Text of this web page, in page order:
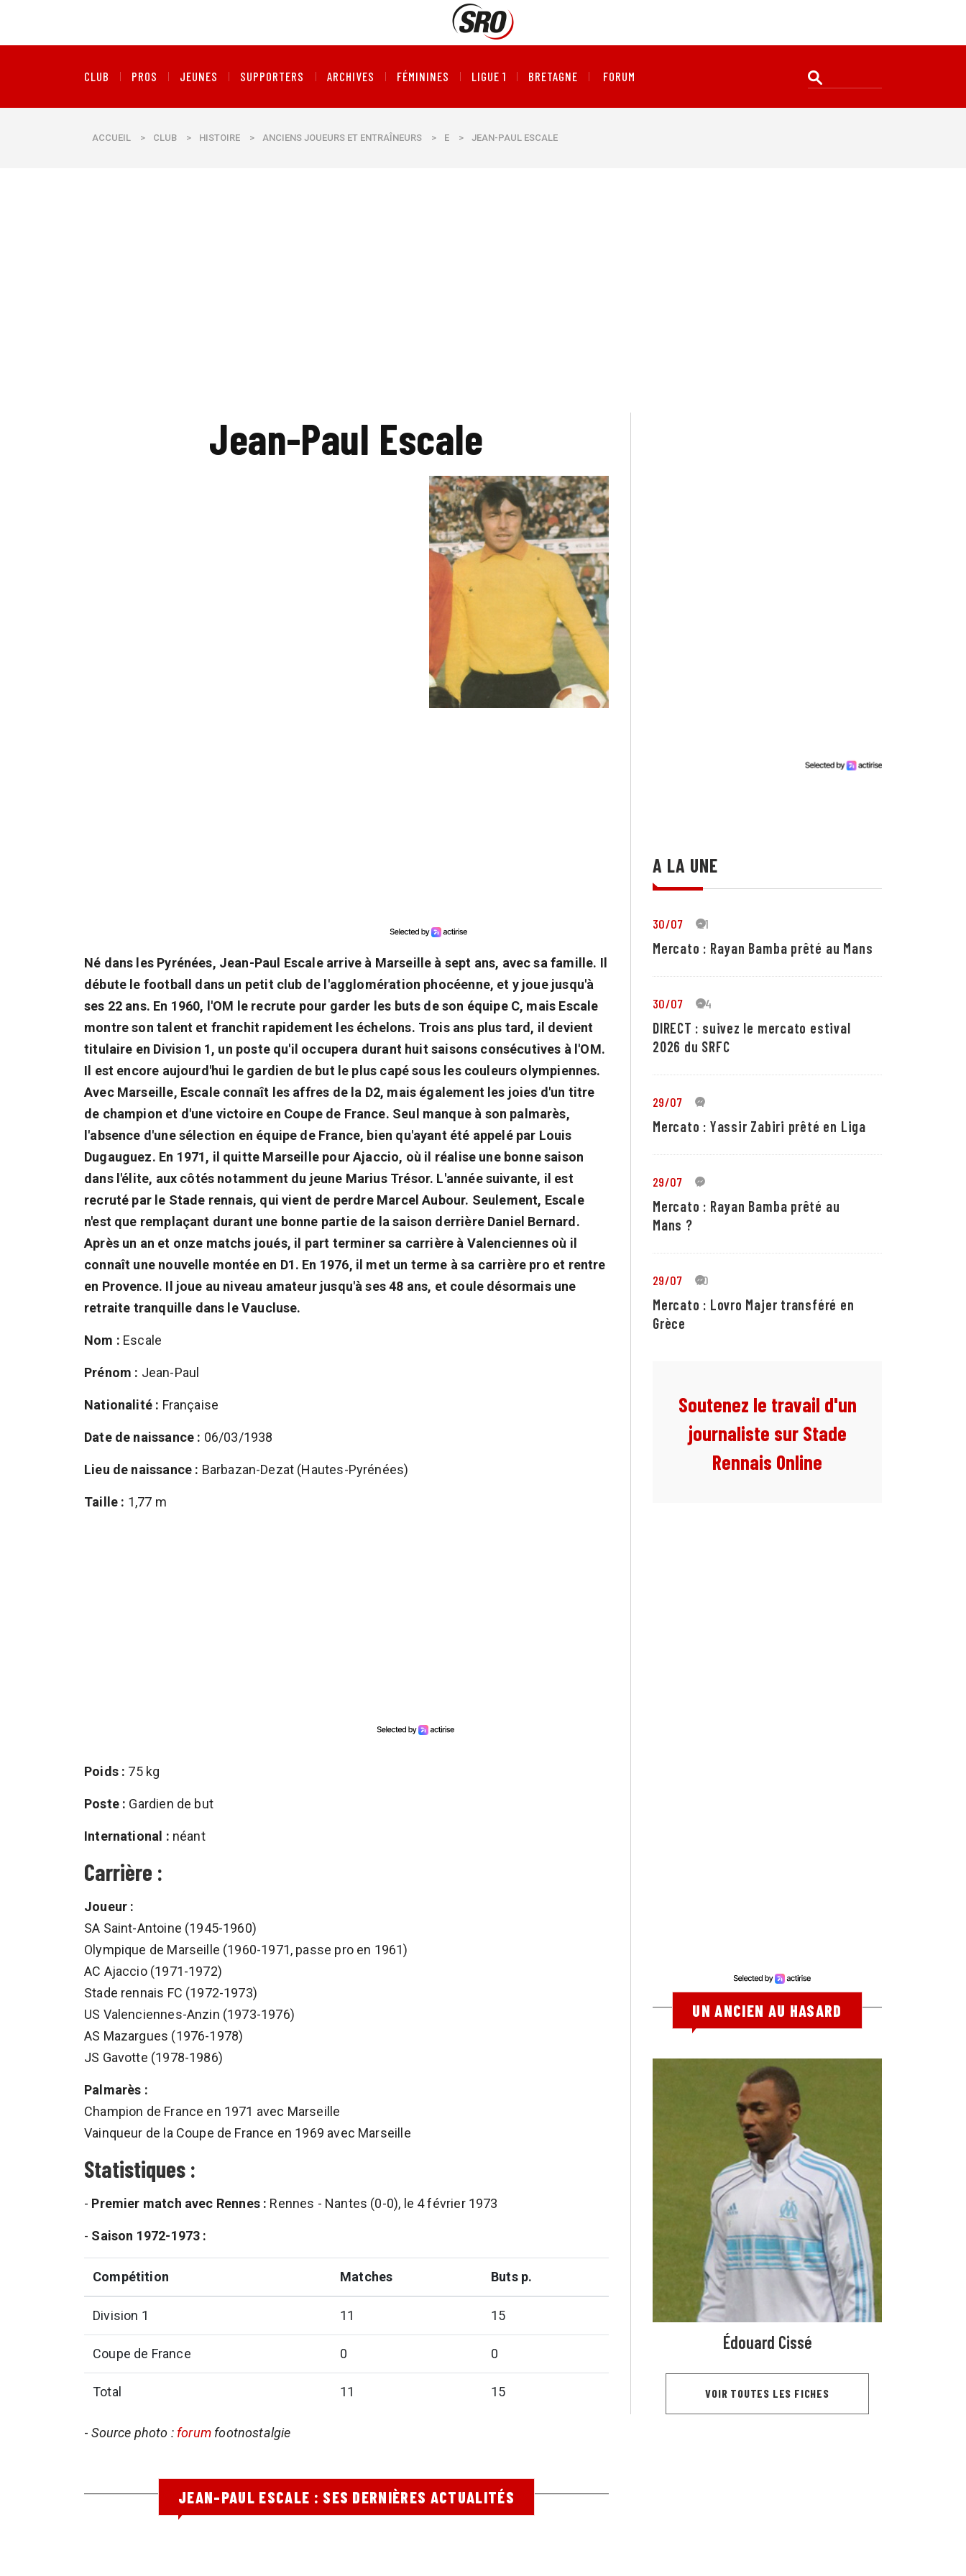
CLUB PROS JEUNES SUPPORTERS ARCHIVES FÉMININES LIGUE 1 BRETAGNE FORUM
ACCUEIL > CLUB > HISTOIRE > ANCIENS JOUEURS ET ENTRAÎNEURS > E > JEAN-PAUL ESCALE
Jean-Paul Escale
Né dans les Pyrénées, Jean-Paul Escale arrive à Marseille à sept ans, avec sa famille. Il
débute le football dans un petit club de l'agglomération phocéenne, et y joue jusqu'à
ses 22 ans. En 1960, l'OM le recrute pour garder les buts de son équipe C, mais Escale
montre son talent et franchit rapidement les échelons. Trois ans plus tard, il devient
titulaire en Division 1, un poste qu'il occupera durant huit saisons consécutives à l'OM.
Il est encore aujourd'hui le gardien de but le plus capé sous les couleurs olympiennes.
Avec Marseille, Escale connaît les affres de la D2, mais également les joies d'un titre
de champion et d'une victoire en Coupe de France. Seul manque à son palmarès,
l'absence d'une sélection en équipe de France, bien qu'ayant été appelé par Louis
Dugauguez. En 1971, il quitte Marseille pour Ajaccio, où il réalise une bonne saison
dans l'élite, aux côtés notamment du jeune Marius Trésor. L'année suivante, il est
recruté par le Stade rennais, qui vient de perdre Marcel Aubour. Seulement, Escale
n'est que remplaçant durant une bonne partie de la saison derrière Daniel Bernard.
Après un an et onze matchs joués, il part terminer sa carrière à Valenciennes où il
connaît une nouvelle montée en D1. En 1976, il met un terme à sa carrière pro et rentre
en Provence. Il joue au niveau amateur jusqu'à ses 48 ans, et coule désormais une
retraite tranquille dans le Vaucluse.
Nom : Escale
Prénom : Jean-Paul
Nationalité : Française
Date de naissance : 06/03/1938
Lieu de naissance : Barbazan-Dezat (Hautes-Pyrénées)
Taille : 1,77 m
Poids : 75 kg
Poste : Gardien de but
International : néant
Carrière :
Joueur :
SA Saint-Antoine (1945-1960)
Olympique de Marseille (1960-1971, passe pro en 1961)
AC Ajaccio (1971-1972)
Stade rennais FC (1972-1973)
US Valenciennes-Anzin (1973-1976)
AS Mazargues (1976-1978)
JS Gavotte (1978-1986)
Palmarès :
Champion de France en 1971 avec Marseille
Vainqueur de la Coupe de France en 1969 avec Marseille
Statistiques :
- Premier match avec Rennes : Rennes - Nantes (0-0), le 4 février 1973
- Saison 1972-1973 :
Compétition Matches Buts p.
Division 1 11 15
Coupe de France 0 0
Total 11 15
-Source photo : forumfootnostalgie
JEAN-PAUL ESCALE : SES DERNIÈRES ACTUALITÉS
A LA UNE
30/07 21
Mercato : Rayan Bamba prêté au Mans
30/07 24
DIRECT : suivez le mercato estival
2026 du SRFC
29/07 4
Mercato : Yassir Zabiri prêté en Liga
29/07 1
Mercato : Rayan Bamba prêté au
Mans ?
29/07 10
Mercato : Lovro Majer transféré en
Grèce
Soutenez le travail d'un
journaliste sur Stade
Rennais Online
UN ANCIEN AU HASARD
Édouard Cissé
VOIR TOUTES LES FICHES